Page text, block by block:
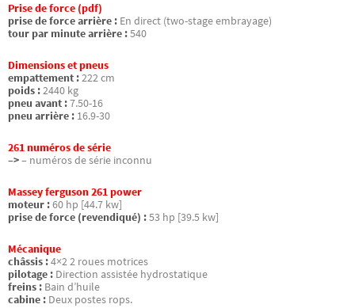
Prise de force (pdf)
prise de force arrière : En direct (two-stage embrayage)
tour par minute arrière :540
Dimensions et pneus
empattement :222 cm
poids :2440 kg
pneu avant :7.50-16
pneu arrière : 16.9-30
261 numéros de série
–>– numéros de série inconnu
Massey ferguson 261 power
moteur :60 hp [44.7 kw]
prise de force (revendiqué) :53 hp [39.5 kw]
Mécanique
châssis :4×2 2 roues motrices
pilotage : Direction assistée hydrostatique
freins : Bain d’huile
cabine : Deux postes rops.